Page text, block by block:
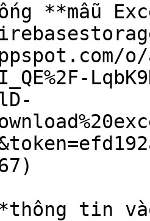
**mẫu
o/
tin